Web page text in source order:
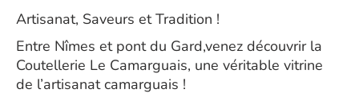
Artisanat, Saveurs et Tradition !
Entre Nîmes et pont du Gard,venez découvrir la
Coutellerie Le Camarguais, une véritable vitrine
de l’artisanat camarguais !